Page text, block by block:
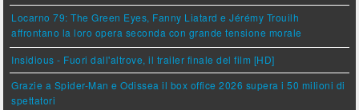
Locarno 79: The Green Eyes, Fanny Liatard e Jérémy Trouilh
affrontano la loro opera seconda con grande tensione morale
Insidious - Fuori dall'altrove, il trailer finale del film [HD]
Grazie a Spider-Man e Odissea il box office 2026 supera i 50 milioni di
spettatori